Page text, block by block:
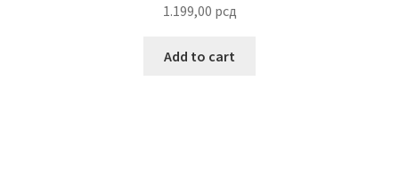
1.199,00 рсд
Add to cart